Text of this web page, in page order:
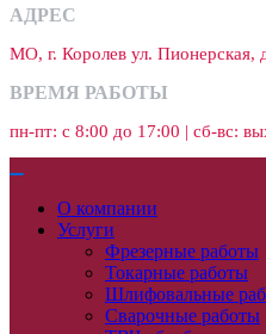
АДРЕС
МО, г. Королев ул. Пионерская,
ВРЕМЯ РАБОТЫ
пн-пт: с 8:00 до 17:00 | сб-вс:
О компании
Услуги
Фрезерные работы
Токарные работы
Шлифовальные
Сварочные работы